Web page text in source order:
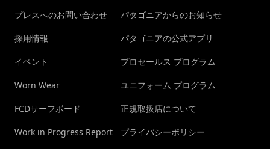
プレスへのお問い合わせ
採用情報
イベント
Worn Wear
FCDサーフボード
Work in Progress Report
パタゴニアからのお知らせ
パタゴニアの公式アプリ
プロセールス プログラム
ユニフォーム プログラム
正規取扱店について
プライバシーポリシー